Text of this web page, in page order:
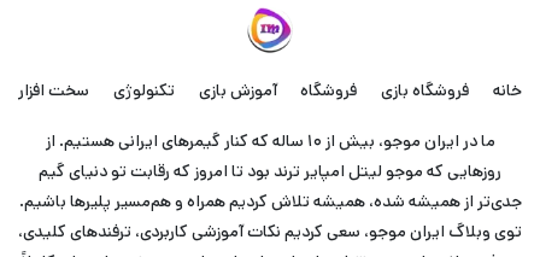
خانه فروشگاه بازی فروشگاه آموزش بازی تکنولوژی سخت افزار
ما در ایران موجو، بیش از ۱۰ ساله که کنار گیمرهای ایرانی هستیم. از
روزهایی که موجو لیتل امپایر ترند بود تا امروز که رقابت تو دنیای گیم
جدی‌تر از همیشه شده، همیشه تلاش کردیم همراه و هم‌مسیر پلیرها باشیم.
توی وبلاگ ایران موجو، سعی کردیم نکات آموزشی کاربردی، ترفندهای کلیدی،